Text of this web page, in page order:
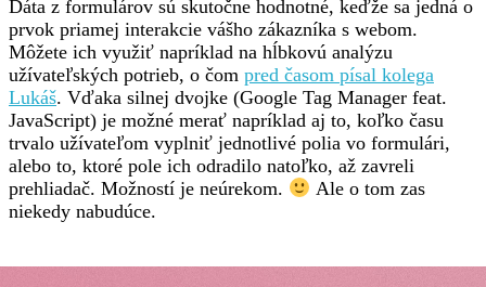
Dáta z formulárov sú skutočne hodnotné, keďže sa jedná o
prvok priamej interakcie vášho zákazníka s webom.
Môžete ich využiť napríklad na hĺbkovú analýzu
užívateľských potrieb, o čom pred časom písal kolega
Lukáš. Vďaka silnej dvojke (Google Tag Manager feat.
JavaScript) je možné merať napríklad aj to, koľko času
trvalo užívateľom vyplniť jednotlivé polia vo formulári,
alebo to, ktoré pole ich odradilo natoľko, až zavreli
prehliadač. Možností je neúrekom.
Ale o tom zas
niekedy nabudúce.